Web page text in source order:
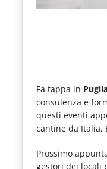
del
Food
Service
tutte
Fa tappa in
consulenza e
questi eventi
cantine da Italia,
Prossimo
gestori dei locali